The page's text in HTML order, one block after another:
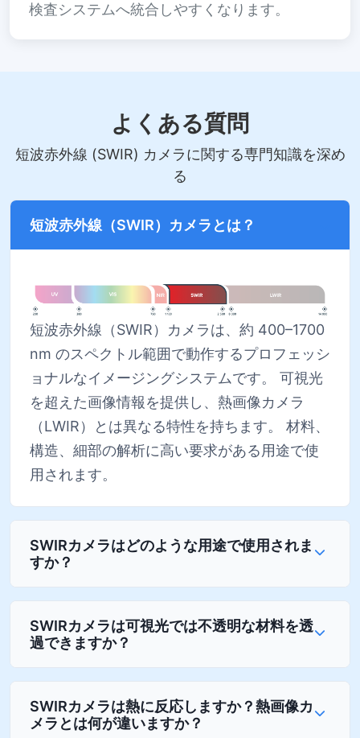
検査システムへ統合しやすくなります。
よくある質問
短波赤外線 (SWIR) カメラに関する専門知識を深め
る
短波赤外線（SWIR）カメラとは？
短波赤外線（SWIR）カメラは、約 400–1700
nm のスペクトル範囲で動作するプロフェッシ
ョナルなイメージングシステムです。 可視光
を超えた画像情報を提供し、熱画像カメラ
（LWIR）とは異なる特性を持ちます。 材料、
構造、細部の解析に高い要求がある用途で使
用されます。
SWIRカメラはどのような用途で使用されま
すか？
SWIRカメラは可視光では不透明な材料を透
過できますか？
SWIRカメラは熱に反応しますか？熱画像カ
メラとは何が違いますか？